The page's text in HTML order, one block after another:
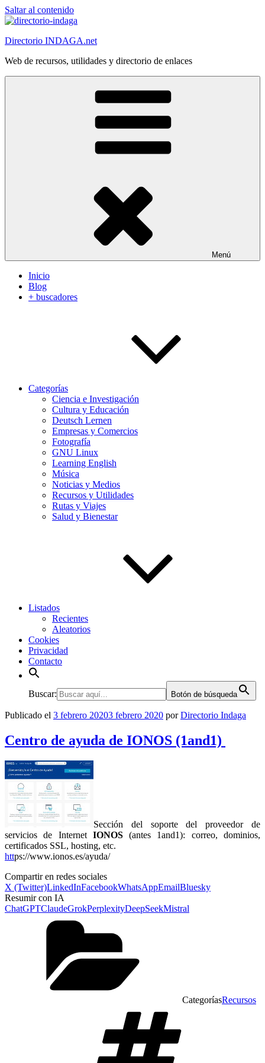
Saltar al contenido
Directorio INDAGA.net
Web de recursos, utilidades y directorio de enlaces
Menú
Inicio
Blog
+ buscadores
Categorías
Ciencia e Investigación
Cultura y Educación
Deutsch Lernen
Empresas y Comercios
Fotografía
GNU Linux
Learning English
Música
Noticias y Medios
Recursos y Utilidades
Rutas y Viajes
Salud y Bienestar
Listados
Recientes
Aleatorios
Cookies
Privacidad
Contacto
Buscar: Botón de búsqueda
Publicado el 3 febrero 20203 febrero 2020 porDirectorio Indaga
Centro de ayuda de IONOS (1and1)
Sección del soporte del proveedor de
servicios de InternetIONOS(antes 1and1): correo, dominios,
certificados SSL, hosting, etc.
https://www.ionos.es/ayuda/
Compartir en redes sociales
X (Twitter)LinkedInFacebookWhatsAppEmailBluesky
Resumir con IA
ChatGPTClaudeGrokPerplexityDeepSeekMistral
CategoríasRecursos